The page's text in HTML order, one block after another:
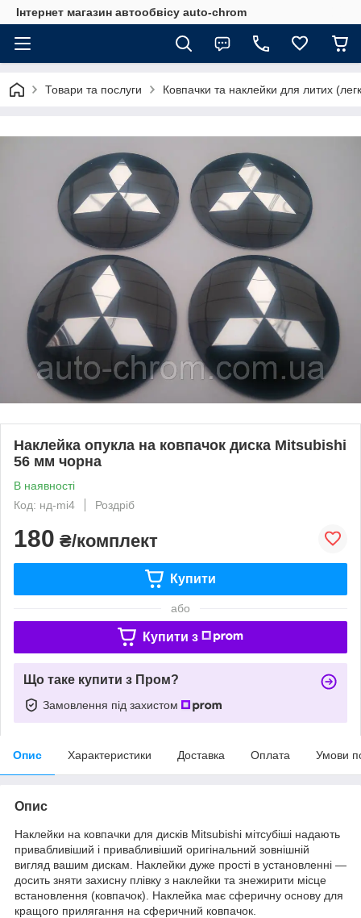
Інтернет магазин автообвісу auto-chrom
Товари та послуги Ковпачки та наклейки для литих
Наклейка опукла на ковпачок диска Mitsubishi
56 мм чорна
В наявності
Код: нд-mi4
Роздріб
180 ₴/комплект
Купити
або
Купити з
Що таке купити з Пром?
Замовлення під захистом
Опис Характеристики Доставка Оплата Умови
Опис
Наклейки на ковпачки для дисків Mitsubishi мітсубіші надають
привабливіший і привабливіший оригінальний зовнішній
вигляд вашим дискам. Наклейки дуже прості в установленні —
досить зняти захисну плівку з наклейки та знежирити місце
встановлення (ковпачок). Наклейка має сферичну основу для
кращого прилягання на сферичний ковпачок.